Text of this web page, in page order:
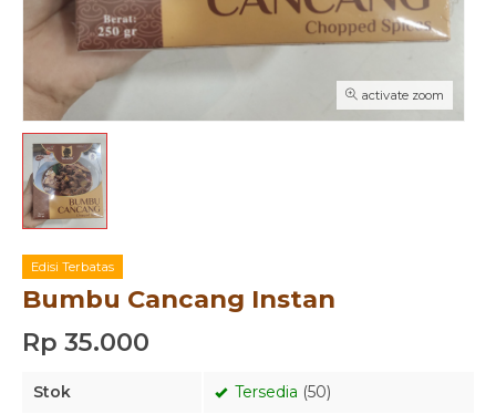
activate zoom
Edisi Terbatas
Bumbu Cancang Instan
Rp 35.000
Stok Tersedia (50)